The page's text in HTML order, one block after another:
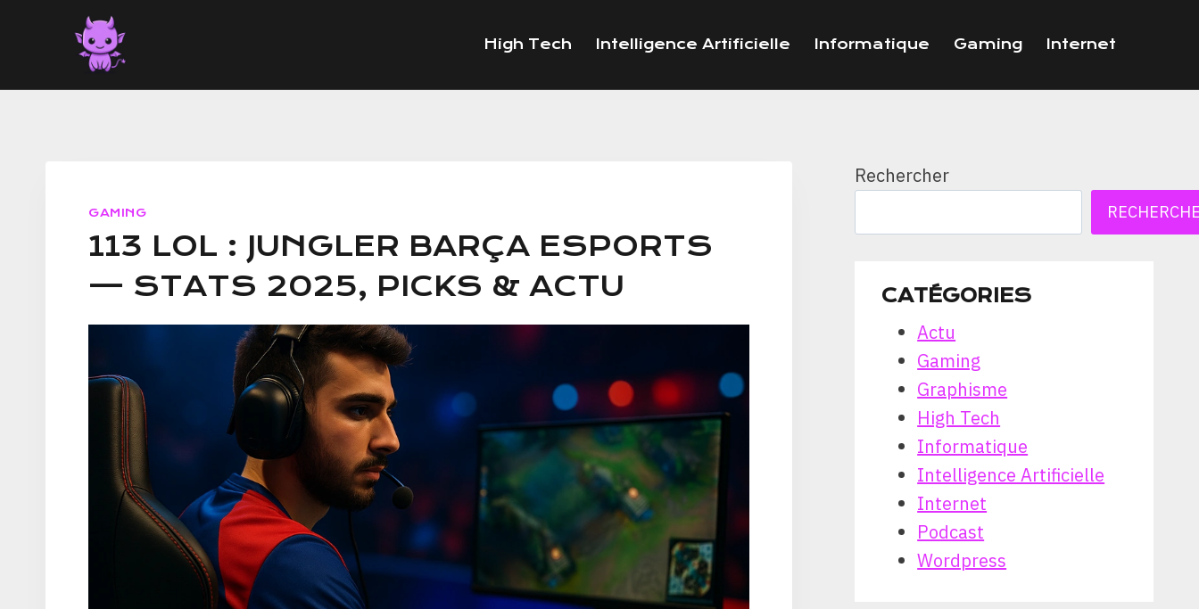
High Tech Intelligence Artificielle Informatique Gaming Internet
GAMING
113 LOL : JUNGLER BARÇA ESPORTS
— STATS 2025, PICKS & ACTU
Rechercher
CATÉGORIES
Actu
Gaming
Graphisme
High Tech
Informatique
Intelligence Artificielle
Internet
Podcast
Wordpress